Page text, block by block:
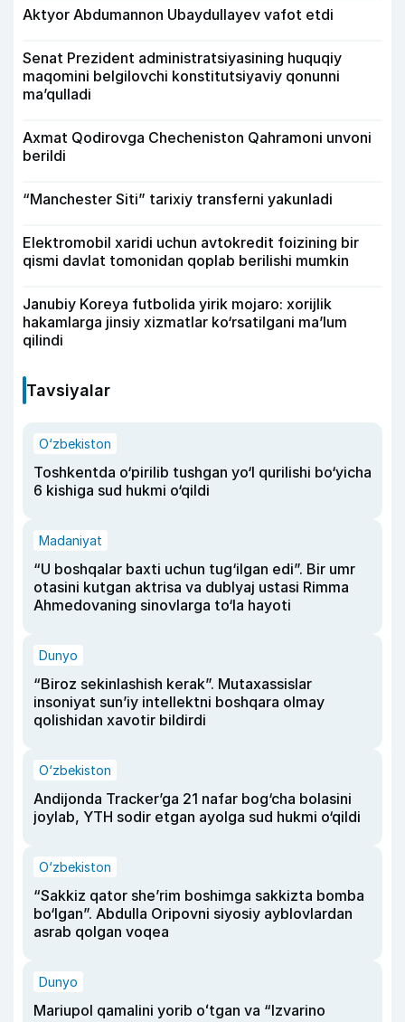
Aktyor Abdu­mannon Ubaydullayev vafot etdi
Senat Prezident administratsiyasining huquqiy
maqomini belgilovchi konstitutsiyaviy qonunni
ma’qulladi
Axmat Qodirovga Checheniston Qahramoni unvoni
berildi
“Manchester Siti” tarixiy transferni yakunladi
Elektromobil xaridi uchun avtokredit foizining bir
qismi davlat tomonidan qoplab berilishi mumkin
Janubiy Koreya futbolida yirik mojaro: xorijlik
hakamlarga jinsiy xizmatlar ko‘rsatilgani ma’lum
qilindi
Tavsiyalar
O‘zbekiston
Toshkentda o‘pirilib tushgan yo‘l qurilishi bo‘yicha
6 kishiga sud hukmi o‘qildi
Madaniyat
“U boshqalar baxti uchun tug‘ilgan edi”. Bir umr
otasini kutgan aktrisa va dublyaj ustasi Rimma
Ahmedovaning sinovlarga to‘la hayoti
Dunyo
“Biroz sekinlashish kerak”. Mutaxassislar
insoniyat sun’iy intellektni boshqara olmay
qolishidan xavotir bildirdi
O‘zbekiston
Andijonda Tracker’ga 21 nafar bog‘cha bolasini
joylab, YTH sodir etgan ayolga sud hukmi o‘qildi
O‘zbekiston
“Sakkiz qator she’rim boshimga sakkizta bomba
bo‘lgan”. Abdulla Oripovni siyosiy ayblovlardan
asrab qolgan voqea
Dunyo
Mariupol qamalini yorib oʻtgan va “Izvarino